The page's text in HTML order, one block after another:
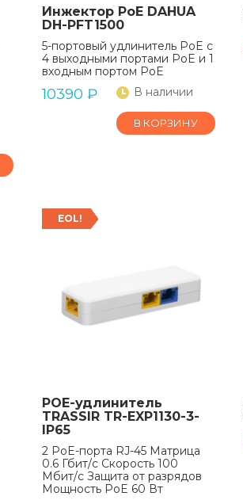
Инжектор PoE DAHUA
DH-PFT1500
5-портовый удлинитель PoE с
4 выходными портами PoE и 1
входным портом PoE
10390 ₽ В наличии
В КОРЗИНУ
EOL!
POE-удлинитель
TRASSIR TR-EXP1130-3-
IP65
2 PoE-порта RJ-45 Матрица
0.6 Гбит/с Скорость 100
Мбит/c Защита от разрядов
Мощность PoE 60 Вт